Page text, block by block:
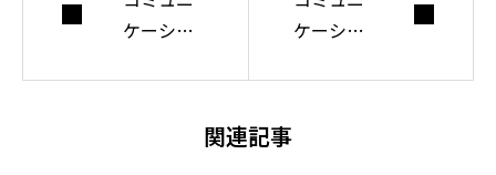
ケーショ
ケーショ
関連記事